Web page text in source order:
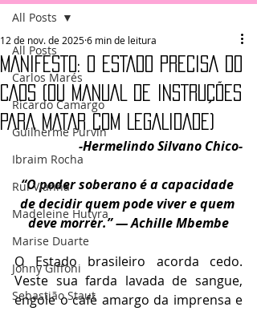
All Posts
Carlos Marés
Ricardo Camargo
Guilherme Purvin
Ibraim Rocha
Rui Vianna
Madeleine Hutyra
Marise Duarte
Johny GIffoni
Sebastião Staut
All Posts
MANIFESTO: O ESTADO PRECISA DO
CAOS (OU MANUAL DE INSTRUÇÕES
PARA MATAR COM LEGALIDADE)
12 de nov. de 20256 min de leitura
-Hermelindo Silvano Chico-
“O poder soberano é a capacidade
de decidir quem pode viver e quem
deve morrer.” — Achille Mbembe
O Estado brasileiro acorda cedo.
Veste sua farda lavada de sangue,
engole o café amargo da imprensa e